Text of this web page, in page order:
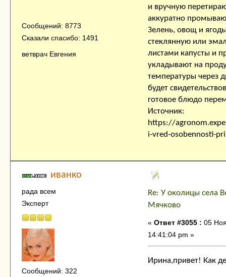
Сообщений: 8773
Сказали спасибо: 1491
ветврач Евгения
и вручную
аккуратно
Зелень, овощ и
стеклянную или
листами капусты и
укладывают на
температуры через
будет
готовое блюдо
Источник:
https://
i-vred-osobennosti-
иванко
рада всем
Эксперт
Сообщений: 322
Re: У околицы села
Мячково
« Ответ #3055 : 05
14:41:04 pm »
Ирина,привет! Как